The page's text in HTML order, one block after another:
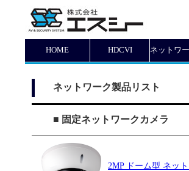
HOME HDCVI ネットワ
ネットワーク製品リスト
■ 固定ネットワークカメラ
2MP ドーム型 ネッ